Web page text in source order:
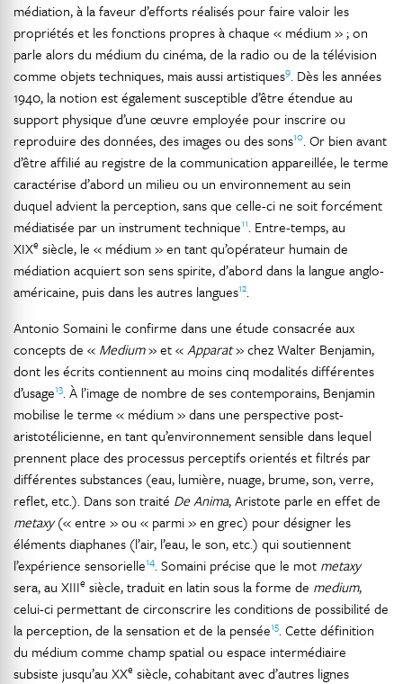
médiation, à la faveur d’efforts réalisés pour faire valoir les
propriétés et les fonctions propres à chaque « médium » ; on
parle alors du médium du cinéma, de la radio ou de la télévision
comme objets techniques, mais aussi artistiques9. Dès les années
1940, la notion est également susceptible d’être étendue au
support physique d’une œuvre employée pour inscrire ou
reproduire des données, des images ou des sons10. Or bien avant
d’être affilié au registre de la communication appareillée, le terme
caractérise d’abord un milieu ou un environnement au sein
duquel advient la perception, sans que celle-ci ne soit forcément
médiatisée par un instrument technique11. Entre-temps, au
XIXe siècle, le « médium » en tant qu’opérateur humain de
médiation acquiert son sens spirite, d’abord dans la langue anglo-
américaine, puis dans les autres langues12.
Antonio Somaini le confirme dans une étude consacrée aux
concepts de « Medium» et «Apparat» chez Walter Benjamin,
dont les écrits contiennent au moins cinq modalités différentes
d’usage13. À l’image de nombre de ses contemporains, Benjamin
mobilise le terme « médium » dans une perspective post-
aristotélicienne, en tant qu’environnement sensible dans lequel
prennent place des processus perceptifs orientés et filtrés par
différentes substances (eau, lumière, nuage, brume, son, verre,
reflet, etc.). Dans son traité De Anima, Aristote parle en effet de
metaxy(« entre » ou « parmi » en grec) pour désigner les
éléments diaphanes (l’air, l’eau, le son, etc.) qui soutiennent
l’expérience sensorielle14. Somaini précise que le mot metaxy
sera, au XIIIe siècle, traduit en latin sous la forme de medium,
celui-ci permettant de circonscrire les conditions de possibilité de
la perception, de la sensation et de la pensée15. Cette définition
du médium comme champ spatial ou espace intermédiaire
subsiste jusqu’au XXe siècle, cohabitant avec d’autres lignes